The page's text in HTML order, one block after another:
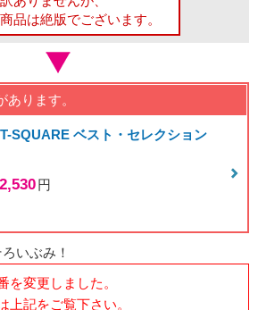
品は絶版でございます。
ります。
SQUARE ベスト・セレクション
2,530円
いぶみ！
変更しました。
上記をご覧下さい。